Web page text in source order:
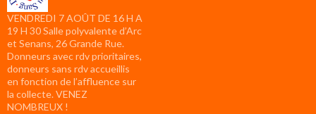
VENDREDI 7 AOÛT DE 16 H A
19 H 30 Salle polyvalente d’Arc
et Senans, 26 Grande Rue.
Donneurs avec rdv prioritaires,
donneurs sans rdv accueillis
en fonction de l’affluence sur
la collecte. VENEZ
NOMBREUX !